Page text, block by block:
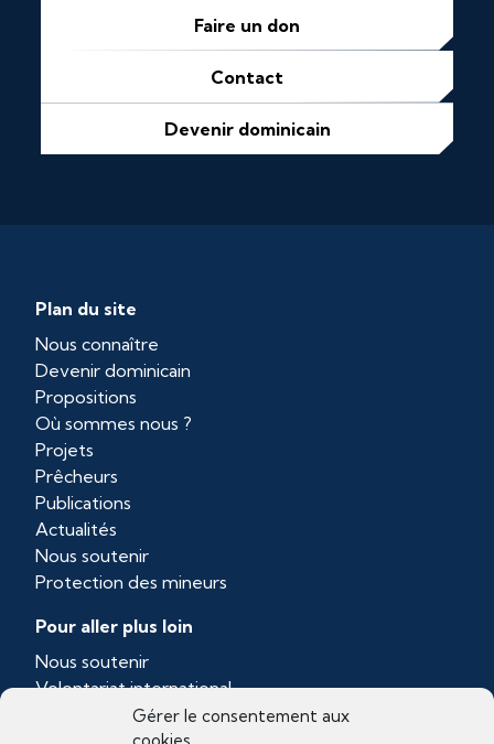
Gérer le consentement aux
Faire un don
Contact
Devenir dominicain
Plan du site
Nous connaître
Devenir dominicain
Propositions
Où sommes nous ?
Projets
Prêcheurs
Publications
Actualités
Nous soutenir
Protection des mineurs
Pour aller plus loin
Nous soutenir
Volontariat international
Province dominicaine de Toulouse